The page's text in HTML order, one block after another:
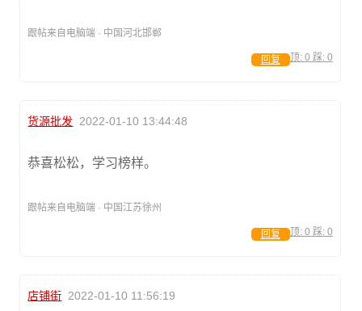
跟帖来自电脑端 · 中国河北邯郸
顶: 0 踩: 0
回复
货源批发 2022-01-10 13:44:48
恭喜松松，学习榜样。
跟帖来自电脑端 · 中国江苏徐州
顶: 0 踩: 0
回复
店铺街 2022-01-10 11:56:19